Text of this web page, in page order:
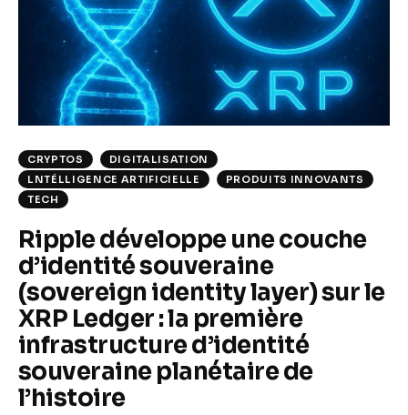
Climate
Markets
Tech
Reports
CRYPTOS
DIGITALISATION
LNTÉLLIGENCE ARTIFICIELLE
PRODUITS INNOVANTS
TECH
Ripple développe une couche
d’identité souveraine
(sovereign identity layer) sur le
XRP Ledger : la première
infrastructure d’identité
souveraine planétaire de
l’histoire